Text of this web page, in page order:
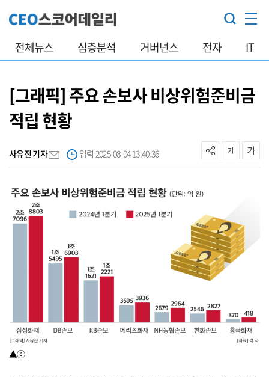
전체뉴스 심층분석 거버넌스 전자 IT
[그래픽] 주요 손보사 비상위험준비금
적립 현황
사유진 기자 입력 2025-08-04 13:40:36
▲ⓒ